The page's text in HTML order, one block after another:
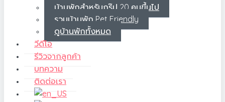
บ้านพักสำหรับกรุ๊ป 20 คนขึ้นไป
รวมบ้านพัก Pet Friendly
ดูบ้านพักทั้งหมด
วีดีโอ
รีวิวจากลูกค้า
บทความ
ติดต่อเรา